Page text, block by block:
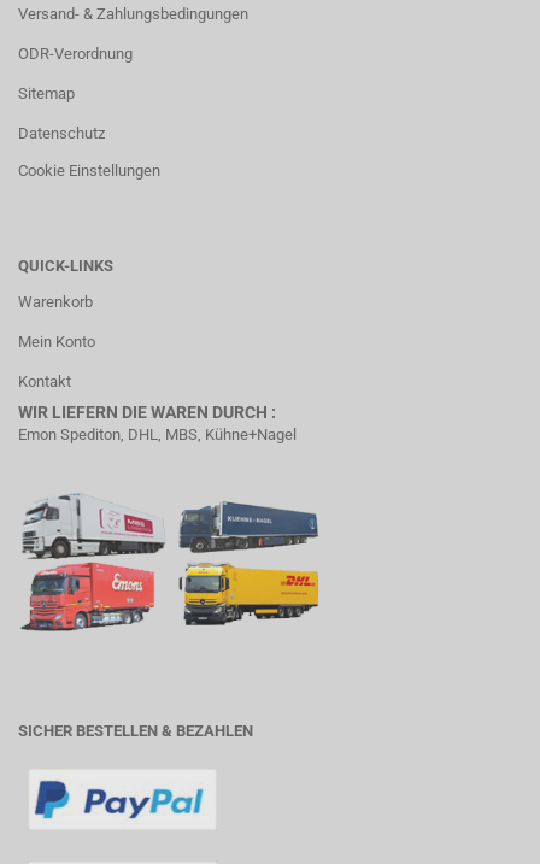
Versand- & Zahlungsbedingungen
ODR-Verordnung
Sitemap
Datenschutz
Cookie Einstellungen
QUICK-LINKS
Warenkorb
Mein Konto
Kontakt
WIR LIEFERN DIE WAREN DURCH :
Emon Spediton, DHL, MBS, Kühne+Nagel
SICHER BESTELLEN & BEZAHLEN